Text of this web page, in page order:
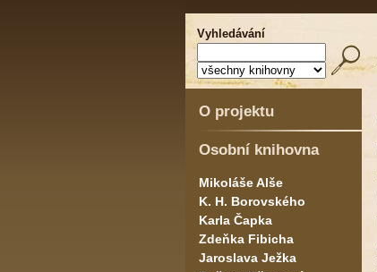
Vyhledávání
O projektu
Osobní knihovna
Mikoláše Alše
K. H. Borovského
Karla Čapka
Zdeňka Fibicha
Jaroslava Ježka